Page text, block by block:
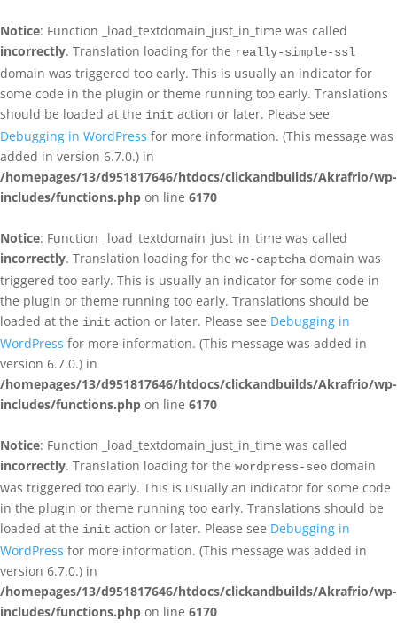
Notice: Function _load_textdomain_just_in_time was called
incorrectly. Translation loading for the really-simple-ssl
domain was triggered too early. This is usually an indicator for
some code in the plugin or theme running too early. Translations
should be loaded at the init action or later. Please see
Debugging in WordPress for more information. (This message was
added in version 6.7.0.) in
/homepages/13/d951817646/htdocs/clickandbuilds/Akrafrio/wp-
includes/functions.php on line 6170
Notice: Function _load_textdomain_just_in_time was called
incorrectly. Translation loading for the wc-captcha domain was
triggered too early. This is usually an indicator for some code in
the plugin or theme running too early. Translations should be
loaded at the init action or later. Please see Debugging in
WordPress for more information. (This message was added in
version 6.7.0.) in
/homepages/13/d951817646/htdocs/clickandbuilds/Akrafrio/wp-
includes/functions.php on line 6170
Notice: Function _load_textdomain_just_in_time was called
incorrectly. Translation loading for the wordpress-seo domain
was triggered too early. This is usually an indicator for some code
in the plugin or theme running too early. Translations should be
loaded at the init action or later. Please see Debugging in
WordPress for more information. (This message was added in
version 6.7.0.) in
/homepages/13/d951817646/htdocs/clickandbuilds/Akrafrio/wp-
includes/functions.php on line 6170